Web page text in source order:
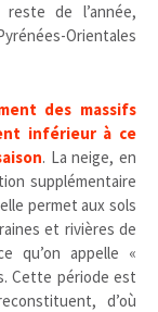
de l’année,
Orientales
des massifs
inférieur à ce
. La neige, en
supplémentaire
permet aux sols
et rivières de
qu’on appelle «
Cette période est
d’où